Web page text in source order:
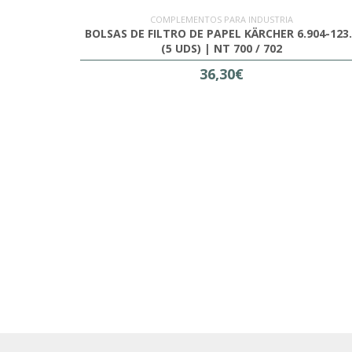
COMPLEMENTOS PARA INDUSTRIA
BOLSAS DE FILTRO DE PAPEL KÄRCHER 6.904-
(5 UDS) | NT 700 / 702
36,30€